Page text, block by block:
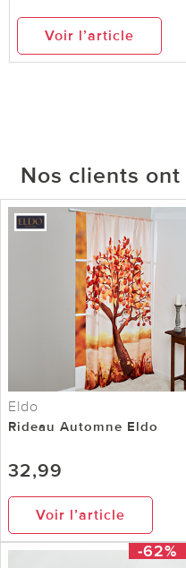
Voir l’article
Nos clients
Eldo
Rideau Automne Eldo
32,99
Voir l’article
-62%